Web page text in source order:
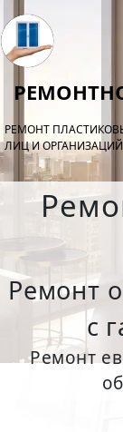
РЕМОНТ
ЛИЦ И
Ремонт
с
Ремонт